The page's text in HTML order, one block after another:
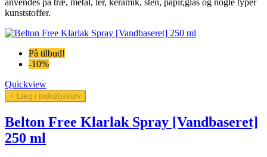
kunststoffer.
På tilbud!
-10%
Quickview
+ Læg i indkøbskurv
Belton Free Klarlak Spray [Vandbaseret]
250 ml